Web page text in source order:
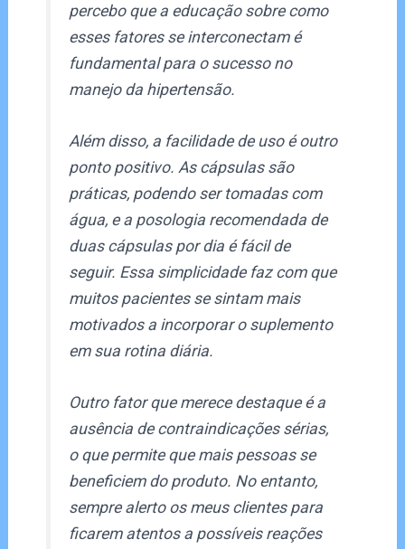
percebo que a educação sobre como
esses fatores se interconectam é
fundamental para o sucesso no
manejo da hipertensão.
Além disso, a facilidade de uso é outro
ponto positivo. As cápsulas são
práticas, podendo ser tomadas com
água, e a posologia recomendada de
duas cápsulas por dia é fácil de
seguir. Essa simplicidade faz com que
muitos pacientes se sintam mais
motivados a incorporar o suplemento
em sua rotina diária.
Outro fator que merece destaque é a
ausência de contraindicações sérias,
o que permite que mais pessoas se
beneficiem do produto. No entanto,
sempre alerto os meus clientes para
ficarem atentos a possíveis reações